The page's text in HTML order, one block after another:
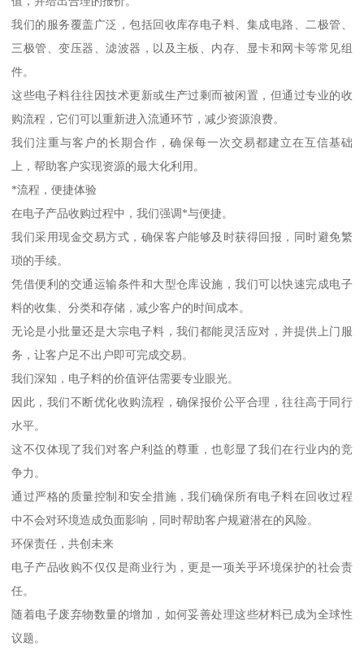
我们的服务覆盖广泛，包括回收库存电子料、集成电路、二极管、
三极管、变压器、滤波器，以及主板、内存、显卡和网卡等常见组
件。
这些电子料往往因技术更新或生产过剩而被闲置，但通过专业的收
购流程，它们可以重新进入流通环节，减少资源浪费。
我们注重与客户的长期合作，确保每一次交易都建立在互信基础
上，帮助客户实现资源的最大化利用。
*流程，便捷体验
在电子产品收购过程中，我们强调*与便捷。
我们采用现金交易方式，确保客户能够及时获得回报，同时避免繁
琐的手续。
凭借便利的交通运输条件和大型仓库设施，我们可以快速完成电子
料的收集、分类和存储，减少客户的时间成本。
无论是小批量还是大宗电子料，我们都能灵活应对，并提供上门服
务，让客户足不出户即可完成交易。
我们深知，电子料的价值评估需要专业眼光。
因此，我们不断优化收购流程，确保报价公平合理，往往高于同行
水平。
这不仅体现了我们对客户利益的尊重，也彰显了我们在行业内的竞
争力。
通过严格的质量控制和安全措施，我们确保所有电子料在回收过程
中不会对环境造成负面影响，同时帮助客户规避潜在的风险。
环保责任，共创未来
电子产品收购不仅仅是商业行为，更是一项关乎环境保护的社会责
任。
随着电子废弃物数量的增加，如何妥善处理这些材料已成为全球性
议题。